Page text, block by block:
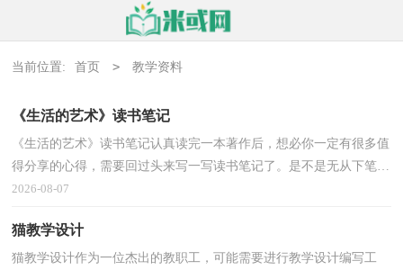
当前位置: 首页 > 教学资料
《生活的艺术》读书笔记
《生活的艺术》读书笔记认真读完一本著作后，想必你一定有很多值
得分享的心得，需要回过头来写一写读书笔记了。是不是无从下笔、
没有头绪？下面是小编帮大家整理的《生活的艺术》...
2026-08-07
猫教学设计
猫教学设计作为一位杰出的教职工，可能需要进行教学设计编写工